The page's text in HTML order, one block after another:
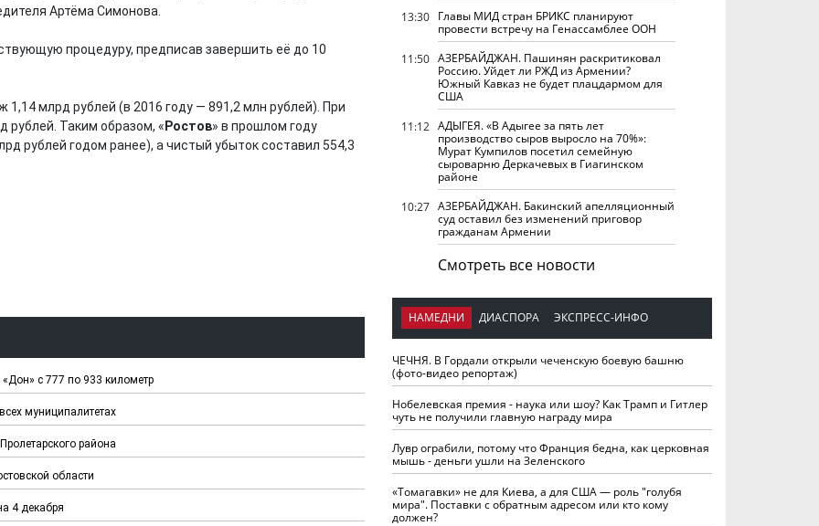
Артёма Симонова.
процедуру, предписав завершить её до 10
1,14 млрд рублей (в 2016 году — 891,2 млн рублей). При
рублей. Таким образом, « Ростов» в прошлом году
рублей годом ранее), а чистый убыток составил 554,3
с 777 по 933 километр
муниципалитетах
района
области
4 декабря
13:30 Главы МИД стран БРИКС планируют
провести встречу на Генассамблее ООН
11:50 АЗЕРБАЙДЖАН. Пашинян раскритиковал
Россию. Уйдет ли РЖД из Армении?
Южный Кавказ не будет плацдармом для
США
11:12 АДЫГЕЯ. «В Адыгее за пять лет
производство сыров выросло на 70%»:
Мурат Кумпилов посетил семейную
сыроварню Деркачевых в Гиагинском
районе
10:27 АЗЕРБАЙДЖАН. Бакинский апелляционный
суд оставил без изменений приговор
гражданам Армении
Смотреть все новости
НАМЕДНИ ДИАСПОРА ЭКСПРЕСС-ИНФО
ЧЕЧНЯ. В Гордали открыли чеченскую боевую башню
(фото-видео репортаж)
Нобелевская премия - наука или шоу? Как Трамп и Гитлер
чуть не получили главную награду мира
Лувр ограбили, потому что Франция бедна, как церковная
мышь - деньги ушли на Зеленского
«Томагавки» не для Киева, а для США — роль "голубя
мира". Поставки с обратным адресом или кто кому
должен?